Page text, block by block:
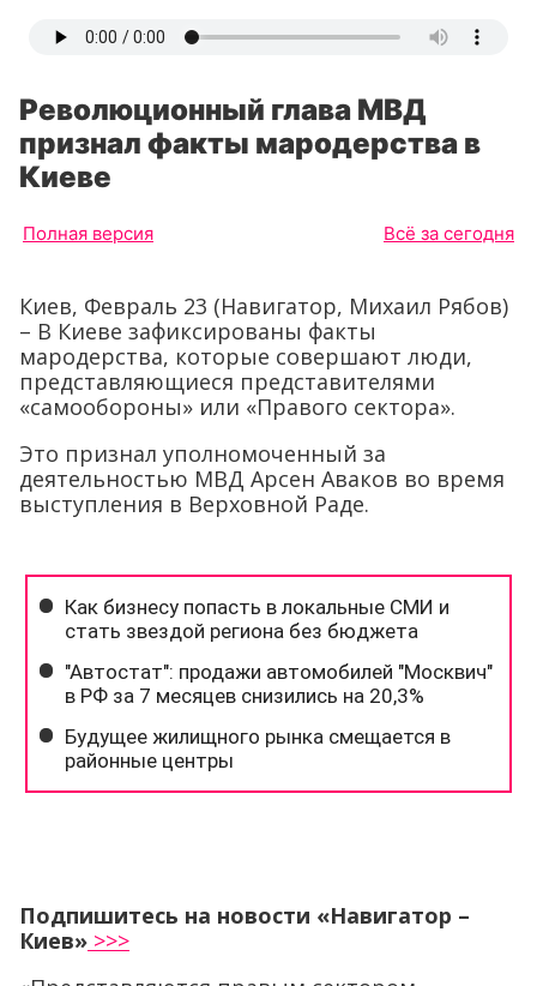
Революционный глава МВД
признал факты мародерства в
Киеве
Полная версия Всё за сегодня
Киев, Февраль 23 (Навигатор, Михаил Рябов)
– В Киеве зафиксированы факты
мародерства, которые совершают люди,
представляющиеся представителями
«самообороны» или «Правого сектора».
Это признал уполномоченный за
деятельностью МВД Арсен Аваков во время
выступления в Верховной Раде.
Подпишитесь на новости «Навигатор –
Киев» >>>